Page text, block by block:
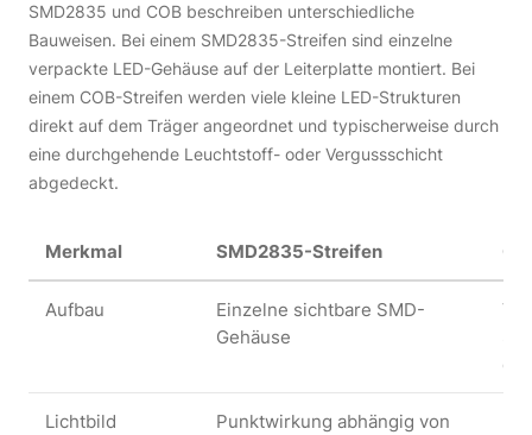
SMD2835 und COB beschreiben unterschiedliche
Bauweisen. Bei einem SMD2835-Streifen sind einzelne
verpackte LED-Gehäuse auf der Leiterplatte montiert. Bei
einem COB-Streifen werden viele kleine LED-Strukturen
direkt auf dem Träger angeordnet und typischerweise durch
eine durchgehende Leuchtstoff- oder Vergussschicht
abgedeckt.
Merkmal SMD2835-Streifen
Aufbau
Einzelne sichtbare SMD-
Gehäuse
Lichtbild
Punktwirkung abhängig von